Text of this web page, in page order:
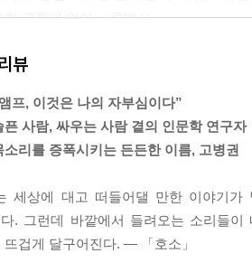
한 고통의 언어」 중에서
의외로 소리 없이 크게 실패할 때가 있
무런 관심도 없어서 어떻게 되든 상관도
만 끼쳤다”」 중에서
자에게는 법과 원칙을 내세운다. 관람자
관람자」 중에서
뷰
프, 이것은 나의 자부심이다”
픈 사람, 싸우는 사람 곁의 인문학 연구자
소리를 증폭시키는 든든한 이름, 고병권
세상에 대고 떠들어댈 만한 이야기
. 그런데 바깥에서 들려오는 소리들
뜨겁게 달구어진다. ― 「호소」